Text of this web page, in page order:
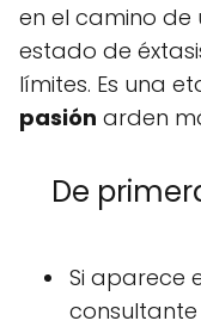
en el camino de
estado de
límites. Es una
pasión arden
De
Si aparece